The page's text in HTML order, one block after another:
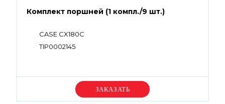
Комплект поршней (1 компл./9 шт.)
CASE CX180C
TIP0002145
Уточняйте цену